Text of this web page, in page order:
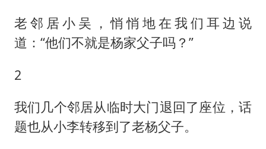
老邻居小吴，悄悄地在我们耳边说
道：“他们不就是杨家父子吗？”
2
我们几个邻居从临时大门退回了座位，话
题也从小李转移到了老杨父子。